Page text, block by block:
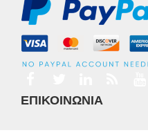
ΕΠΙΚΟΙΝΩΝΊΑ